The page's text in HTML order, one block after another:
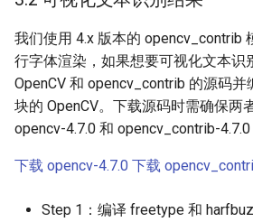
我们使用 4.x 版本的 opencv_contrib
行字体渲染，如果想要可视化文本识
OpenCV 和 opencv_contrib 的源码并
块的 OpenCV。下载源码时需确保两
opencv-4.7.0 和 opencv_contrib-4.7.0
下载 opencv-4.7.0 下载
Step 1：编译 freetype 和